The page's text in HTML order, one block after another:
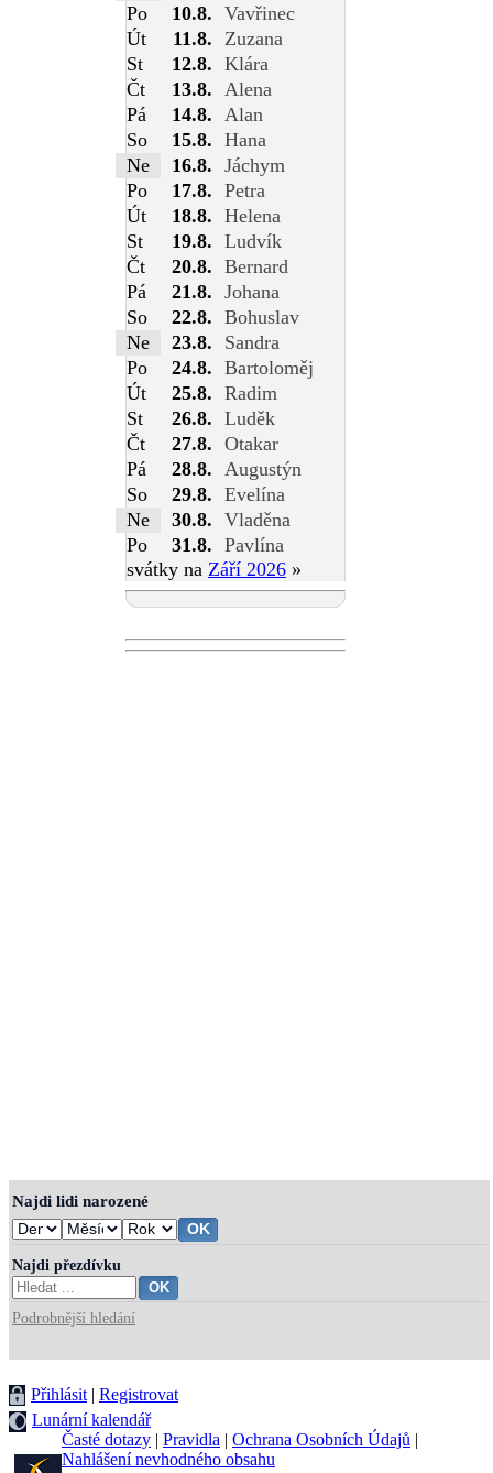
Po
10.8. Vavřinec
Út
11.8.
Zuzana
St
12.8. Klára
Čt
13.8.
Alena
Pá
14.8.
Alan
So
15.8. Hana
Ne
16.8. Jáchym
Po
17.8. Petra
Út
18.8. Helena
St
19.8. Ludvík
Čt
20.8. Bernard
Pá
21.8. Johana
So
22.8. Bohuslav
Ne
23.8.
Sandra
Po
24.8. Bartoloměj
Út
25.8. Radim
St
26.8. Luděk
Čt
27.8. Otakar
Pá
28.8.
Augustýn
So
29.8. Evelína
Ne
30.8. Vladěna
Po
31.8. Pavlína
svátky na Září 2026 »
Najdi lidi narozené
Najdi přezdívku
Podrobnější hledání
Přihlásit | Registrovat
Lunární kalendář
Časté dotazy | Pravidla | Ochrana Osobních Údajů |
Nahlášení nevhodného obsahu